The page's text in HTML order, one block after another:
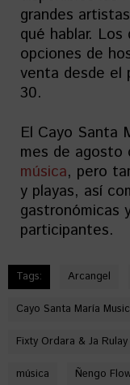
grandes
qué hablar.
opciones de
venta desde el
30.
El Cayo Santa
mes de agosto
música, pero
y playas, así
gastronómicas
participantes.
Tags: Arcangel
Cayo Santa María
Fixty Ordara & Ja Rulay
música Ñengo